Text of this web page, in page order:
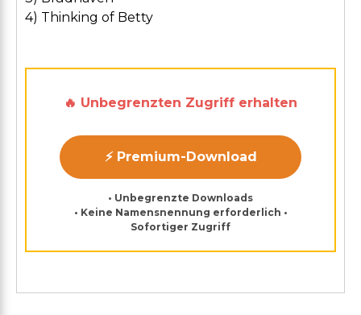
4) Thinking of Betty
🔥 Unbegrenzten Zugriff erhalten
⚡ Premium-Download
• Unbegrenzte Downloads
• Keine Namensnennung erforderlich •
Sofortiger Zugriff